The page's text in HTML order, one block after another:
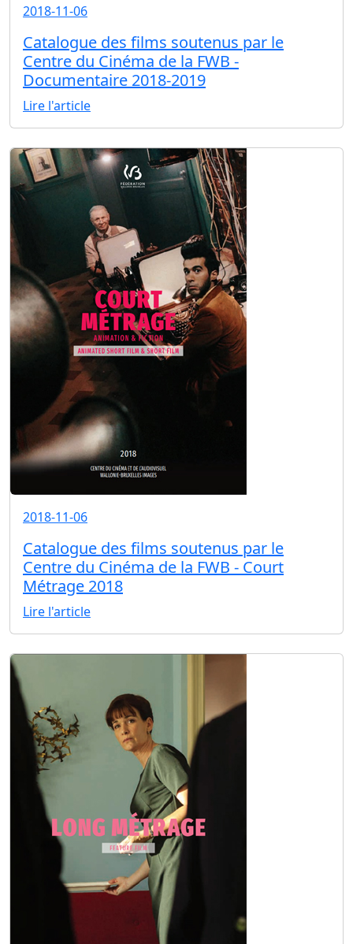
2018-11-06
Catalogue des films soutenus par le
Centre du Cinéma de la FWB -
Documentaire 2018-2019
Lire l'article
2018-11-06
Catalogue des films soutenus par le
Centre du Cinéma de la FWB - Court
Métrage 2018
Lire l'article